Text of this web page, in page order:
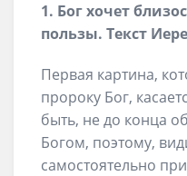
1. Бог хочет
пользы. Текст
Первая картина,
пророку Бог,
быть, не до конца
Богом, поэтому,
самостоятельно